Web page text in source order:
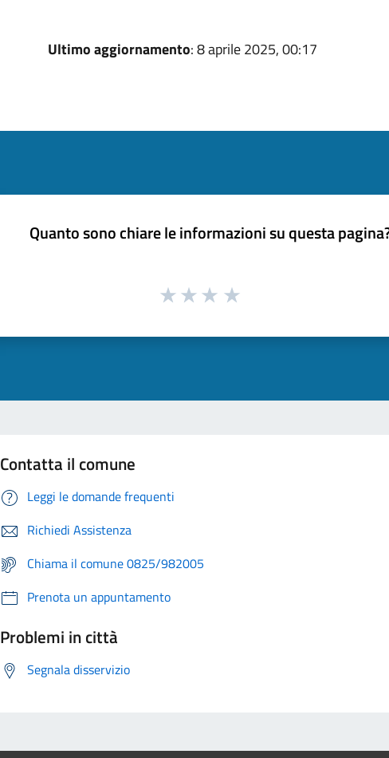
Ultimo aggiornamento: 8 aprile 2025, 00:17
Quanto sono chiare le informazioni su questa
Contatta il comune
Leggi le domande frequenti
Richiedi Assistenza
Chiama il comune 0825/982005
Prenota un appuntamento
Problemi in città
Segnala disservizio